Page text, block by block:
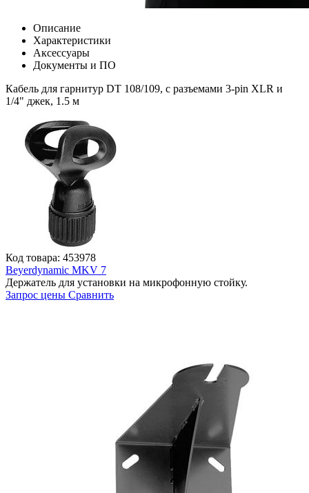
Описание
Характеристики
Аксессуары
Документы и ПО
Кабель для гарнитур DT 108/109, с разъемами 3-pin XLR и
1/4" джек, 1.5 м
Код товара: 453978
Beyerdynamic MKV 7
Держатель для установки на микрофонную стойку.
Запрос цены Сравнить